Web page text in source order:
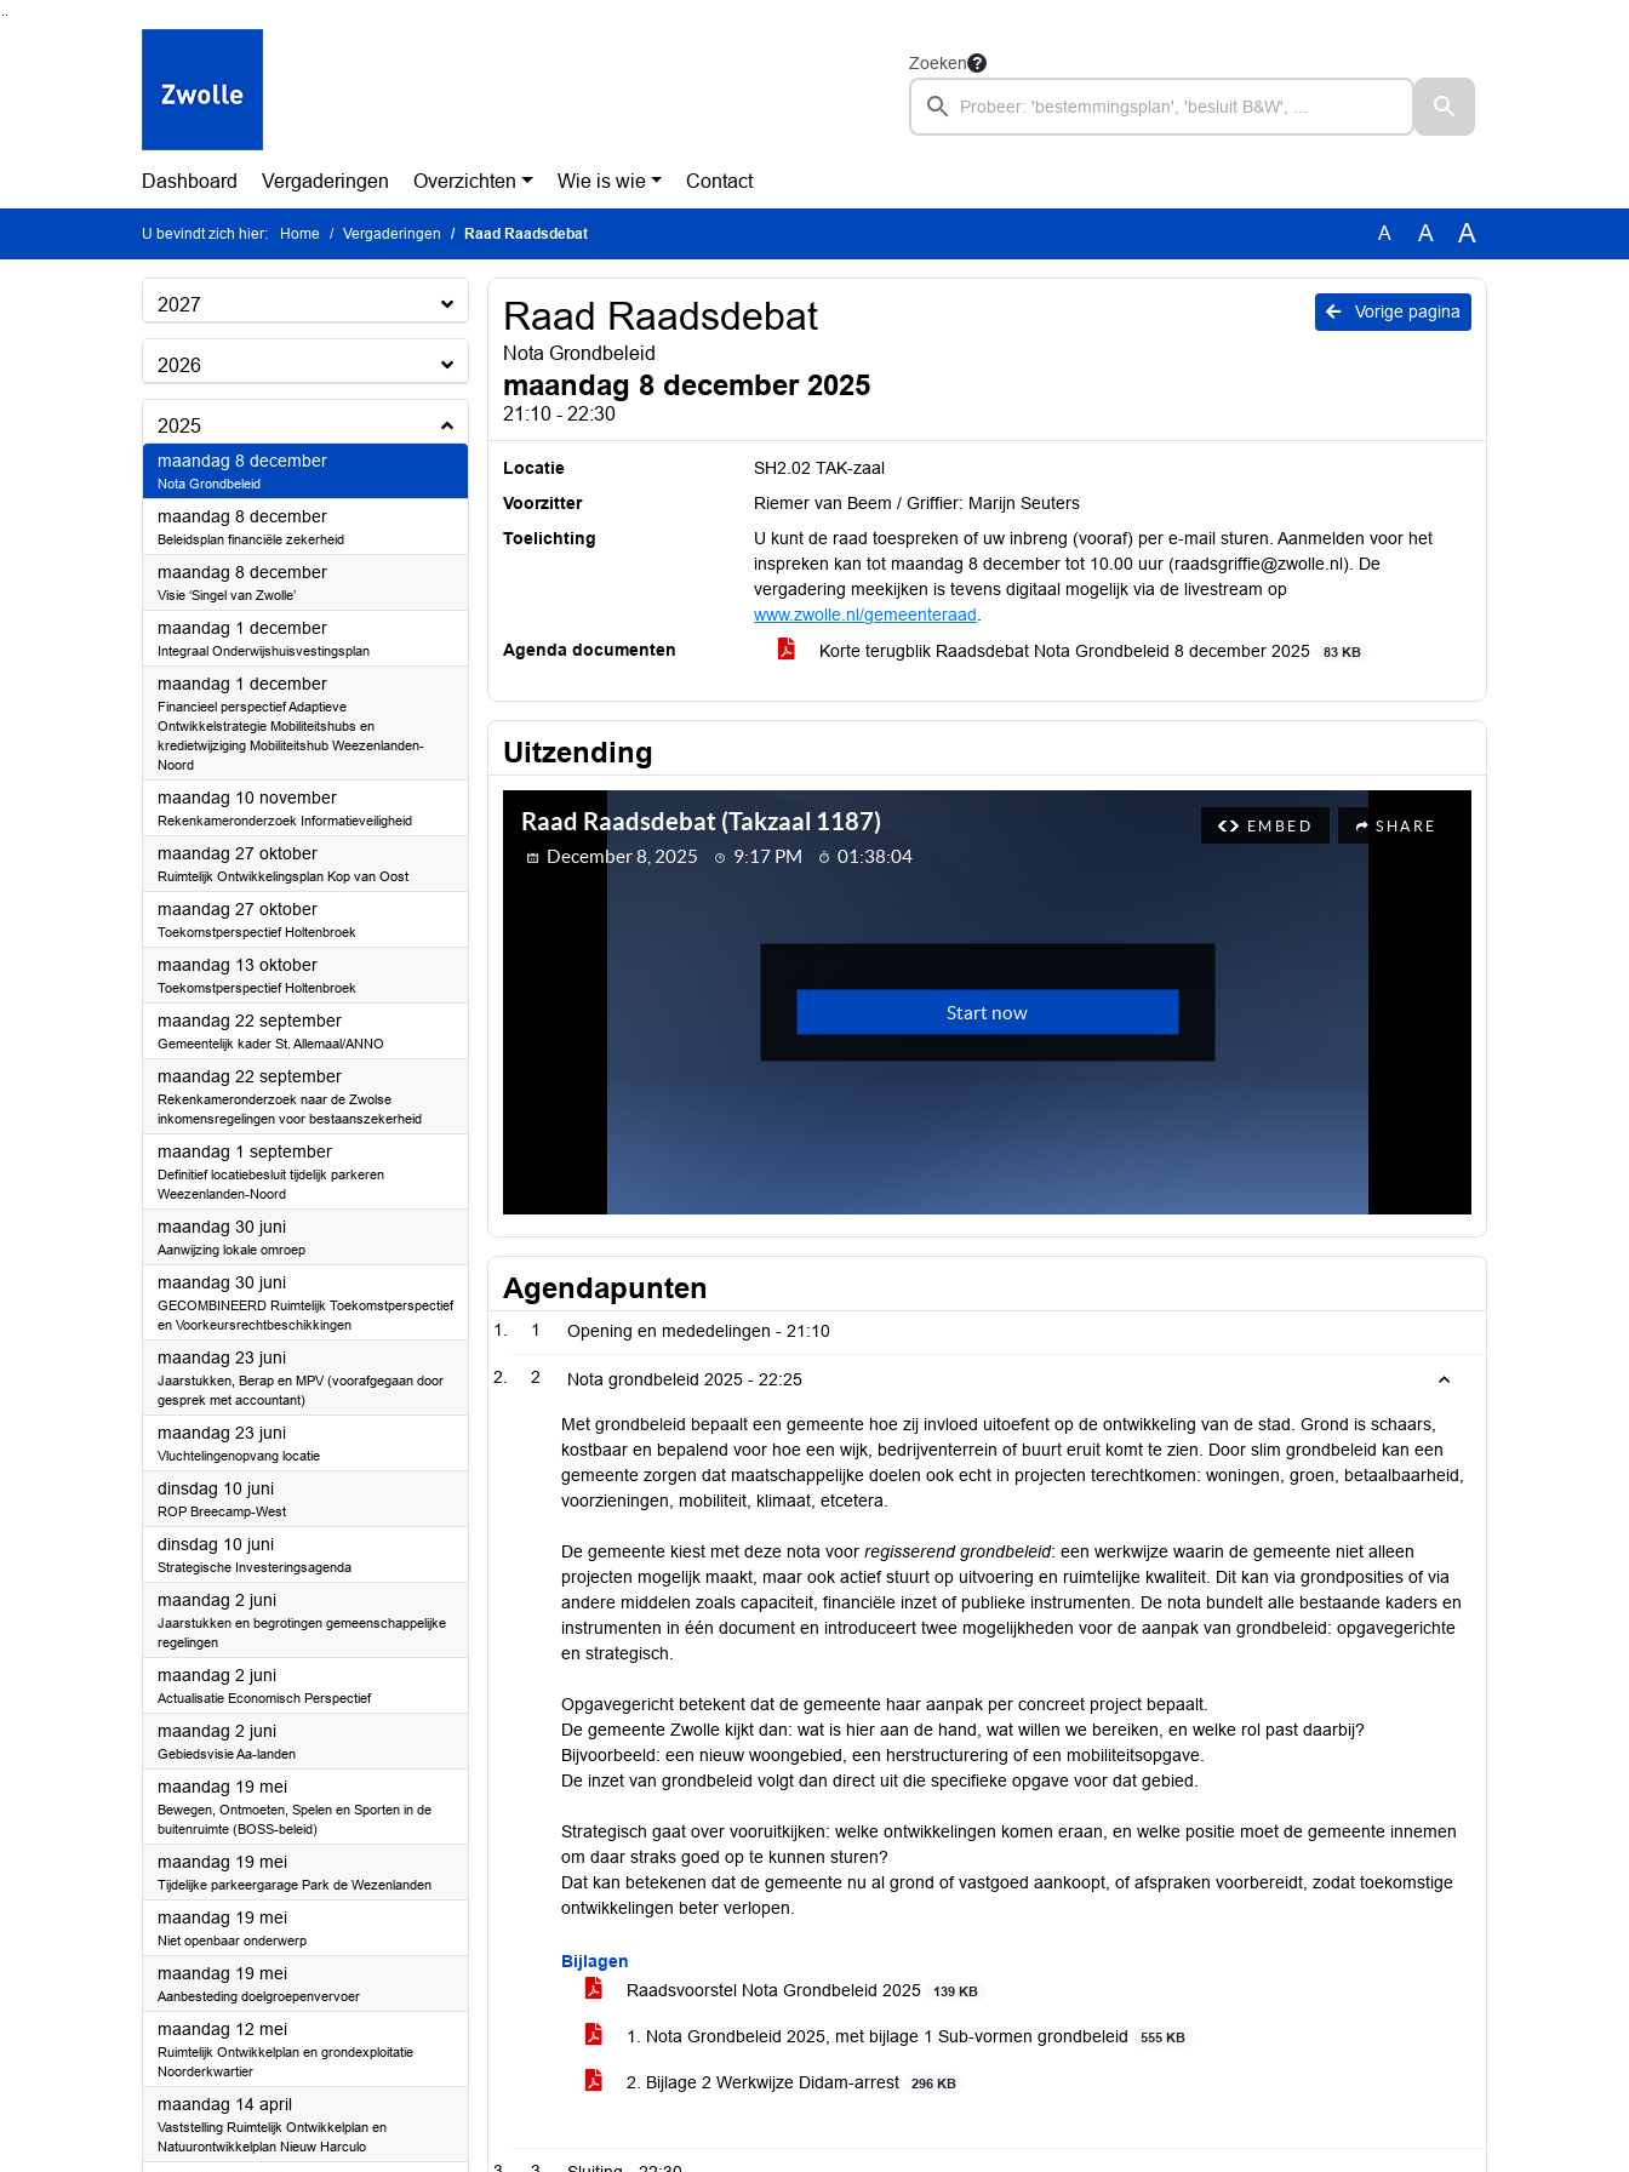
Ga naar de inhoud van deze pagina
Ga naar het zoeken
Ga naar het menu
Zoeken
Dashboard Vergaderingen Overzichten Wie is wie Contact
U bevindt zich hier: Home Vergaderingen Raad Raadsdebat A A A
2027
2026
2025
maandag 8 december2025
Nota Grondbeleid
maandag 8 december2025
Beleidsplan financiële zekerheid
maandag 8 december2025
Visie ‘Singel van Zwolle’
maandag 1 december2025
Integraal Onderwijshuisvestingsplan
maandag 1 december2025
Financieel perspectief Adaptieve
Ontwikkelstrategie Mobiliteitshubs en
kredietwijziging Mobiliteitshub Weezenlanden-
Noord
maandag 10 november2025
Rekenkameronderzoek Informatieveiligheid
maandag 27 oktober2025
Ruimtelijk Ontwikkelingsplan Kop van Oost
maandag 27 oktober2025
Toekomstperspectief Holtenbroek
maandag 13 oktober2025
Toekomstperspectief Holtenbroek
maandag 22 september2025
Gemeentelijk kader St. Allemaal/ANNO
maandag 22 september2025
Rekenkameronderzoek naar de Zwolse
inkomensregelingen voor bestaanszekerheid
maandag 1 september2025
Definitief locatiebesluit tijdelijk parkeren
Weezenlanden-Noord
maandag 30 juni2025
Aanwijzing lokale omroep
maandag 30 juni2025
GECOMBINEERD Ruimtelijk Toekomstperspectief
en Voorkeursrechtbeschikkingen
maandag 23 juni2025
Jaarstukken, Berap en MPV (voorafgegaan door
gesprek met accountant)
maandag 23 juni2025
Vluchtelingenopvang locatie
dinsdag 10 juni2025
ROP Breecamp-West
dinsdag 10 juni2025
Strategische Investeringsagenda
maandag 2 juni2025
Jaarstukken en begrotingen gemeenschappelijke
regelingen
maandag 2 juni2025
Actualisatie Economisch Perspectief
maandag 2 juni2025
Gebiedsvisie Aa-landen
maandag 19 mei2025
Bewegen, Ontmoeten, Spelen en Sporten in de
buitenruimte (BOSS-beleid)
maandag 19 mei2025
Tijdelijke parkeergarage Park de Wezenlanden
maandag 19 mei2025
Niet openbaar onderwerp
maandag 19 mei2025
Aanbesteding doelgroepenvervoer
maandag 12 mei2025
Ruimtelijk Ontwikkelplan en grondexploitatie
Noorderkwartier
maandag 14 april2025
Vaststelling Ruimtelijk Ontwikkelplan en
Natuurontwikkelplan Nieuw Harculo
Vorige pagina
Raad Raadsdebat
Nota Grondbeleid
maandag 8 december 2025
21:10 - 22:30
Locatie
SH2.02 TAK-zaal
Voorzitter
Riemer van Beem / Griffier: Marijn Seuters
Toelichting
U kunt de raad toespreken of uw inbreng (vooraf) per e-mail sturen. Aanmelden voor het
inspreken kan tot maandag 8 december tot 10.00 uur (raadsgriffie@zwolle.nl). De
vergadering meekijken is tevens digitaal mogelijk via de livestream op
www.zwolle.nl/gemeenteraad
Agenda documenten
Korte terugblik Raadsdebat Nota Grondbeleid 8 december 2025 83 KB
Uitzending
Agendapunten
1 Opening en mededelingen - 21:10
2 Nota grondbeleid 2025 - 22:25
Met grondbeleid bepaalt een gemeente hoe zij invloed uitoefent op de ontwikkeling van de stad. Grond is schaars,
kostbaar en bepalend voor hoe een wijk, bedrijventerrein of buurt eruit komt te zien. Door slim grondbeleid kan een
gemeente zorgen dat maatschappelijke doelen ook echt in projecten terechtkomen: woningen, groen, betaalbaarheid,
voorzieningen, mobiliteit, klimaat, etcetera.
De gemeente kiest met deze nota voor regisserend grondbeleid: een werkwijze waarin de gemeente niet alleen
projecten mogelijk maakt, maar ook actief stuurt op uitvoering en ruimtelijke kwaliteit. Dit kan via grondposities of via
andere middelen zoals capaciteit, financiële inzet of publieke instrumenten. De nota bundelt alle bestaande kaders en
instrumenten in één document en introduceert twee mogelijkheden voor de aanpak van grondbeleid: opgavegerichte
en strategisch.
Opgavegericht betekent dat de gemeente haar aanpak per concreet project bepaalt.
De gemeente Zwolle kijkt dan: wat is hier aan de hand, wat willen we bereiken, en welke rol past daarbij?
Bijvoorbeeld: een nieuw woongebied, een herstructurering of een mobiliteitsopgave.
De inzet van grondbeleid volgt dan direct uit die specifieke opgave voor dat gebied.
Strategisch gaat over vooruitkijken: welke ontwikkelingen komen eraan, en welke positie moet de gemeente innemen
om daar straks goed op te kunnen sturen?
Dat kan betekenen dat de gemeente nu al grond of vastgoed aankoopt, of afspraken voorbereidt, zodat toekomstige
ontwikkelingen beter verlopen.
Bijlagen
Raadsvoorstel Nota Grondbeleid 2025
139 KB
1. Nota Grondbeleid 2025, met bijlage 1 Sub-vormen grondbeleid 555 KB
2. Bijlage 2 Werkwijze Didam-arrest 296 KB